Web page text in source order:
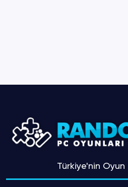
Türkiye'nin